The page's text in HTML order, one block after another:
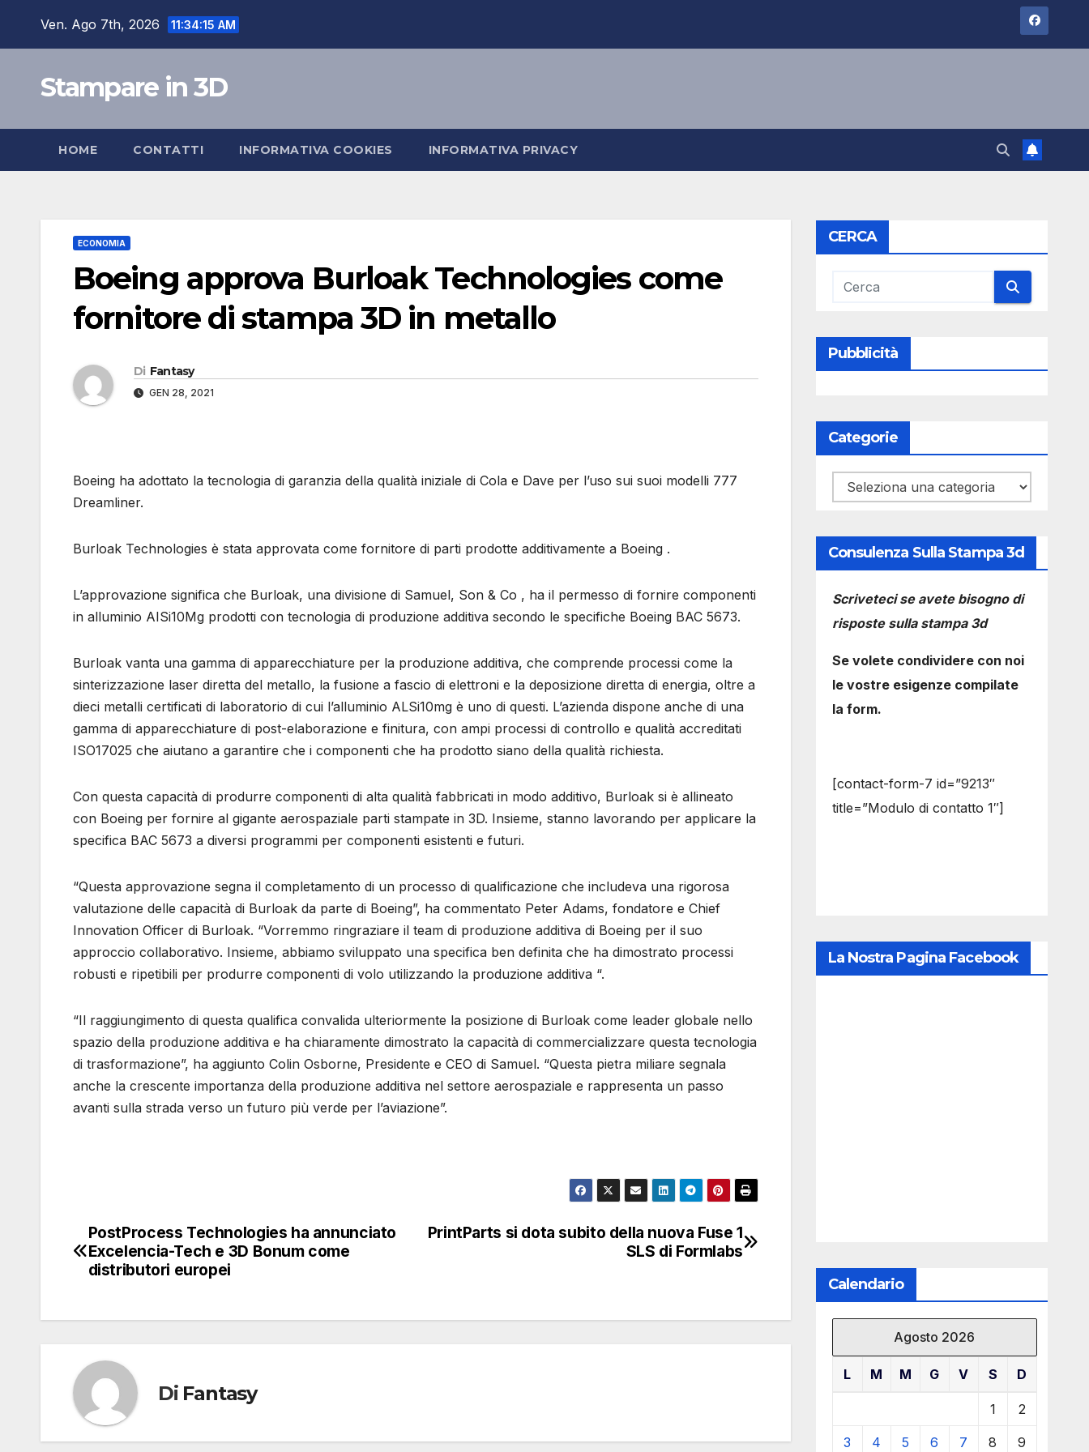
Ven. Ago 7th, 2026 11:34:16 AM
Stampare in 3D
HOME CONTATTI INFORMATIVA COOKIES INFORMATIVA PRIVACY
ECONOMIA
Boeing approva Burloak Technologies come
fornitore di stampa 3D in metallo
Di Fantasy
GEN 28, 2021
Boeing ha adottato la tecnologia di garanzia della qualità iniziale di Cola e Dave per l’uso sui suoi modelli 777
Dreamliner.
Burloak Technologies è stata approvata come fornitore di parti prodotte additivamente a Boeing .
L’approvazione significa che Burloak, una divisione di Samuel, Son & Co , ha il permesso di fornire componenti
in alluminio AISi10Mg prodotti con tecnologia di produzione additiva secondo le specifiche Boeing BAC 5673.
Burloak vanta una gamma di apparecchiature per la produzione additiva, che comprende processi come la
sinterizzazione laser diretta del metallo, la fusione a fascio di elettroni e la deposizione diretta di energia, oltre a
dieci metalli certificati di laboratorio di cui l’alluminio ALSi10mg è uno di questi. L’azienda dispone anche di una
gamma di apparecchiature di post-elaborazione e finitura, con ampi processi di controllo e qualità accreditati
ISO17025 che aiutano a garantire che i componenti che ha prodotto siano della qualità richiesta.
Con questa capacità di produrre componenti di alta qualità fabbricati in modo additivo, Burloak si è allineato
con Boeing per fornire al gigante aerospaziale parti stampate in 3D. Insieme, stanno lavorando per applicare la
specifica BAC 5673 a diversi programmi per componenti esistenti e futuri.
“Questa approvazione segna il completamento di un processo di qualificazione che includeva una rigorosa
valutazione delle capacità di Burloak da parte di Boeing”, ha commentato Peter Adams, fondatore e Chief
Innovation Officer di Burloak. “Vorremmo ringraziare il team di produzione additiva di Boeing per il suo
approccio collaborativo. Insieme, abbiamo sviluppato una specifica ben definita che ha dimostrato processi
robusti e ripetibili per produrre componenti di volo utilizzando la produzione additiva “.
“Il raggiungimento di questa qualifica convalida ulteriormente la posizione di Burloak come leader globale nello
spazio della produzione additiva e ha chiaramente dimostrato la capacità di commercializzare questa tecnologia
di trasformazione”, ha aggiunto Colin Osborne, Presidente e CEO di Samuel. “Questa pietra miliare segnala
anche la crescente importanza della produzione additiva nel settore aerospaziale e rappresenta un passo
avanti sulla strada verso un futuro più verde per l’aviazione”.
Navigazione
articoli
PrintParts si dota subito della nuova Fuse 1
SLS di Formlabs
PostProcess Technologies ha annunciato
Excelencia-Tech e 3D Bonum come
distributori europei
Di Fantasy
CERCA
Pubblicità
Categorie
Categorie
Consulenza Sulla Stampa 3d
Scriveteci se avete bisogno di
risposte sulla stampa 3d
Se volete condividere con noi
le vostre esigenze compilate
la form.
[contact-form-7 id=”9213″
title=”Modulo di contatto 1″]
La Nostra Pagina Facebook
Calendario
Agosto 2026
L M M G V S D
1 2
3 4 5 6 7 8 9